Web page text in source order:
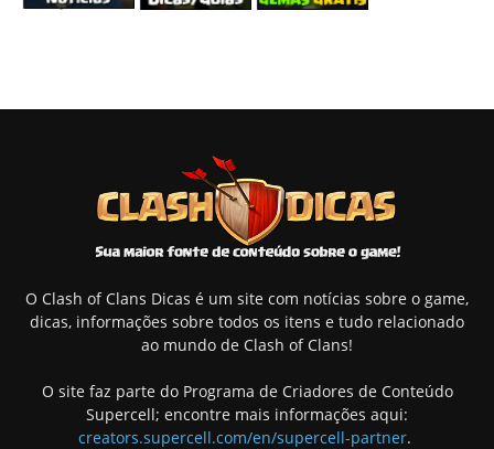
O Clash of Clans Dicas é um site com notícias sobre o game,
dicas, informações sobre todos os itens e tudo relacionado
ao mundo de Clash of Clans!
O site faz parte do Programa de Criadores de Conteúdo
Supercell; encontre mais informações aqui:
creators.supercell.com/en/supercell-partner.